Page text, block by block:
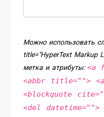
Можно использовать
title="HyperText Markup
метка и атрибуты:<a
<abbr title="">
<blockquote
<del